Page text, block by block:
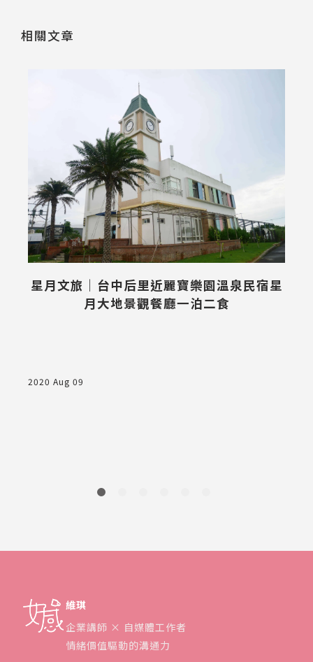
相關文章
星月文旅｜台中后里近麗寶樂園溫泉民宿星
月大地景觀餐廳一泊二食
2020 Aug 09
維琪
企業講師 × 自媒體工作者
情緒價值驅動的溝通力